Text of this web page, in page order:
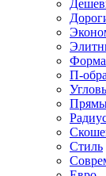
Форма
П-
Стиль